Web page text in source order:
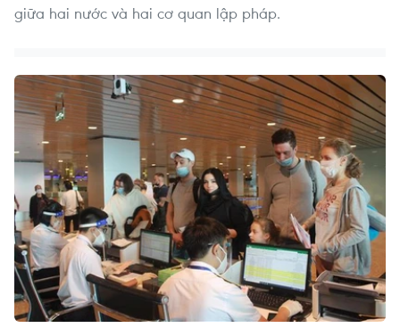
giữa hai nước và hai cơ quan lập pháp.